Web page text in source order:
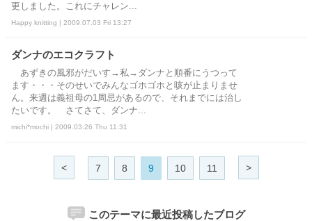
更しました。これにチャレン...
Happy knitting | 2009.07.03 Fri 13:27
ダンナのエコクラフト
あずきの風邪がだいす→私→ダンナと順番にうつって
ます・・・そのせいでみんなゴホゴホと咳が止まりませ
ん。来週は義祖母の1周忌があるので、それまでには治し
たいです。 さてさて、ダンナ...
michi*mochi | 2009.03.26 Thu 11:31
< 7 8 9 10 11 >
このテーマに最近投稿したブログ